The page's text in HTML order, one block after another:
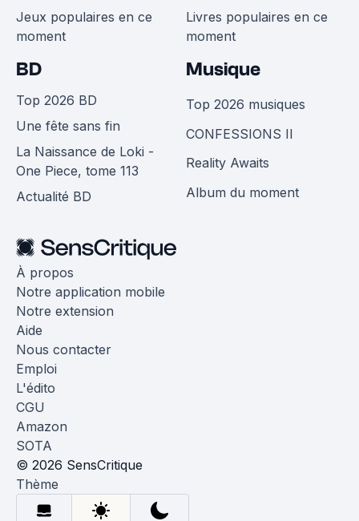
Jeux populaires en ce
moment
Livres populaires en ce
moment
BD
Top 2026 BD
Une fête sans fin
La Naissance de Loki -
One Piece, tome 113
Actualité BD
Musique
Top 2026 musiques
CONFESSIONS II
Reality Awaits
Album du moment
À propos
Notre application mobile
Notre extension
Aide
Nous contacter
Emploi
L'édito
CGU
Amazon
SOTA
© 2026 SensCritique
Thème